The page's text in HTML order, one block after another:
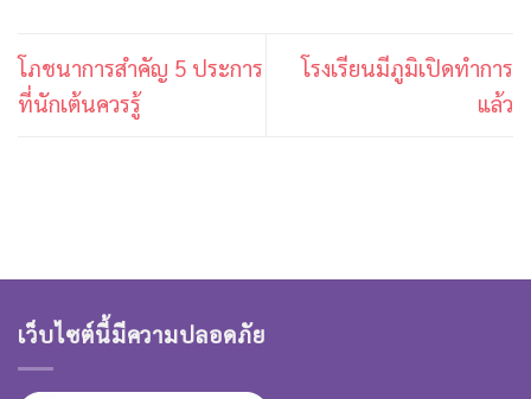
โภชนาการสำคัญ 5 ประการ
ที่นักเต้นควรรู้
โรงเรียนมีภูมิเปิดทำการ
แล้ว
เว็บไซต์นี้มีความปลอดภัย